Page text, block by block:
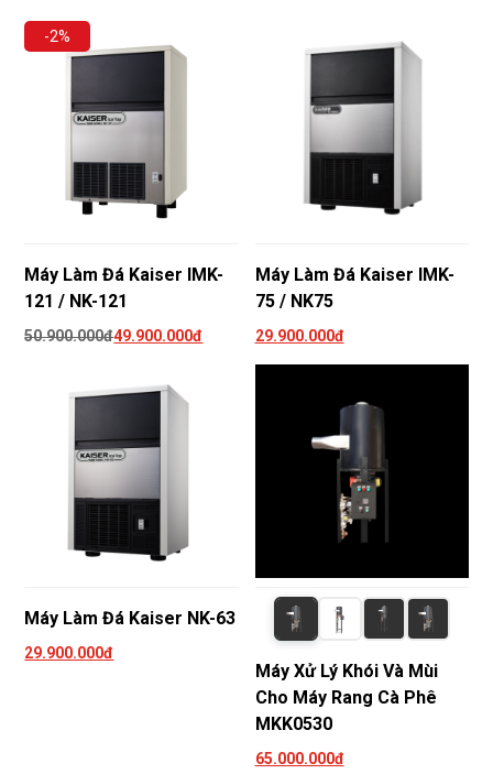
-2%
Máy Làm Đá Kaiser IMK-
121 / NK-121
50.900.000đ49.900.000đ
Máy Làm Đá Kaiser IMK-
75 / NK75
29.900.000đ
Máy Làm Đá Kaiser NK-63
29.900.000đ
Máy Xử Lý Khói Và Mùi
Cho Máy Rang Cà Phê
MKK0530
65.000.000đ